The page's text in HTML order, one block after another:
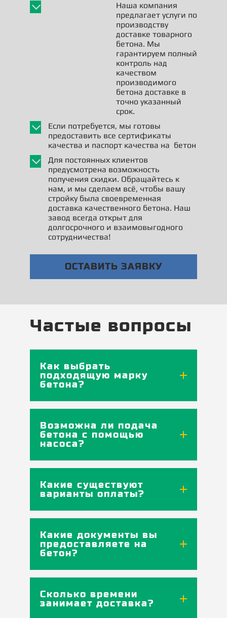
Наша компания
предлагает услуги по
производству
доставке товарного
бетона. Мы
гарантируем полный
контроль над
качеством
производимого
бетона доставке в
точно указанный
срок.
Если потребуется, мы готовы
предоставить все сертификаты
качества и паспорт качества на бетон
Для постоянных клиентов
предусмотрена возможность
получения скидки. Обращайтесь к
нам, и мы сделаем всё, чтобы вашу
стройку была своевременная
доставка качественного бетона. Наш
завод всегда открыт для
долгосрочного и взаимовыгодного
сотрудничества!
ОСТАВИТЬ ЗАЯВКУ
Частые вопросы
Как выбрать
подходящую марку
бетона?
Возможна ли подача
бетона с помощью
насоса?
Какие существуют
варианты оплаты?
Какие документы вы
предоставляете на
бетон?
Сколько времени
занимает доставка?